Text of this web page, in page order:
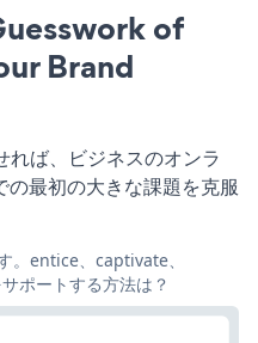
of
Brand
ば、ビジネスのオンラ
最初の大きな課題を克服
。entice、captivate、
ポートする方法は？